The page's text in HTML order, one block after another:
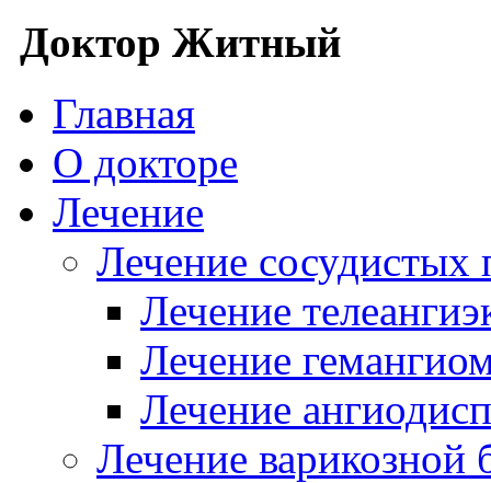
Доктор Житный
Главная
О докторе
Лечение
Лечение
Лечение
Лечение
Лечение
Лечение варикозной